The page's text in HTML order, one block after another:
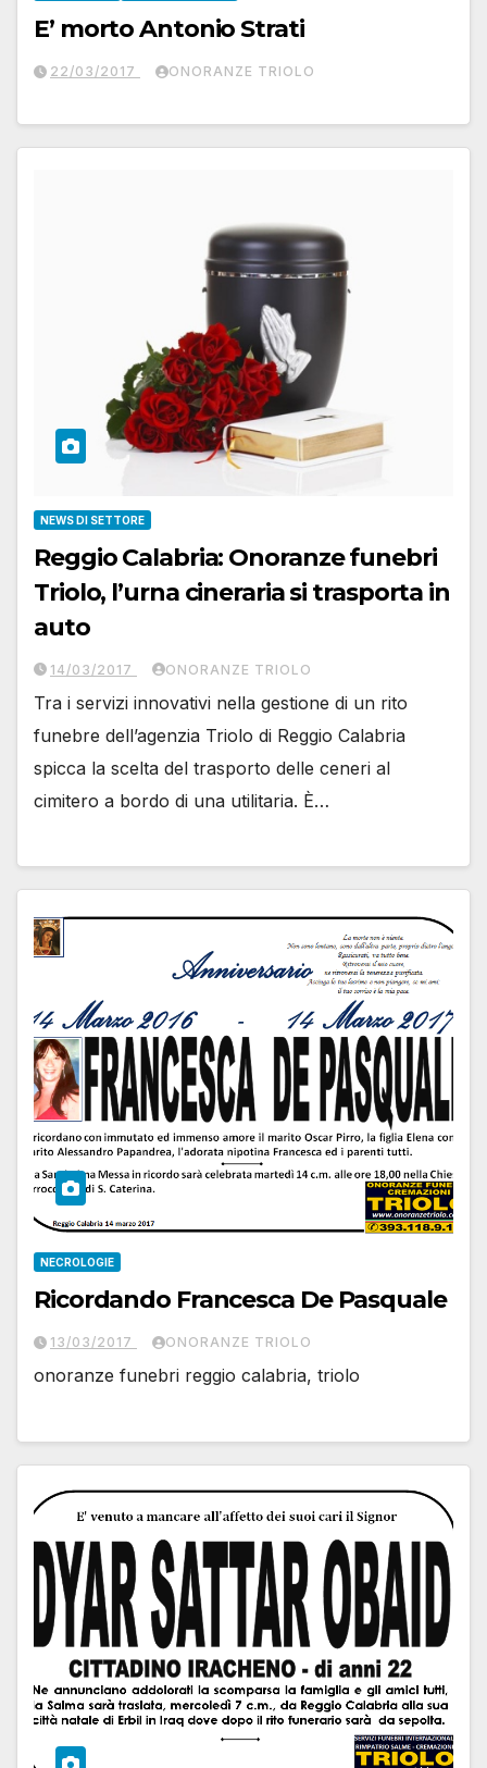
E’ morto Antonio Strati
22/03/2017 ONORANZE TRIOLO
NEWS DI SETTORE
Reggio Calabria: Onoranze funebri
Triolo, l’urna cineraria si trasporta in
auto
14/03/2017 ONORANZE TRIOLO
Tra i servizi innovativi nella gestione di un rito
funebre dell’agenzia Triolo di Reggio Calabria
spicca la scelta del trasporto delle ceneri al
cimitero a bordo di una utilitaria. È…
NECROLOGIE
Ricordando Francesca De Pasquale
13/03/2017 ONORANZE TRIOLO
onoranze funebri reggio calabria, triolo